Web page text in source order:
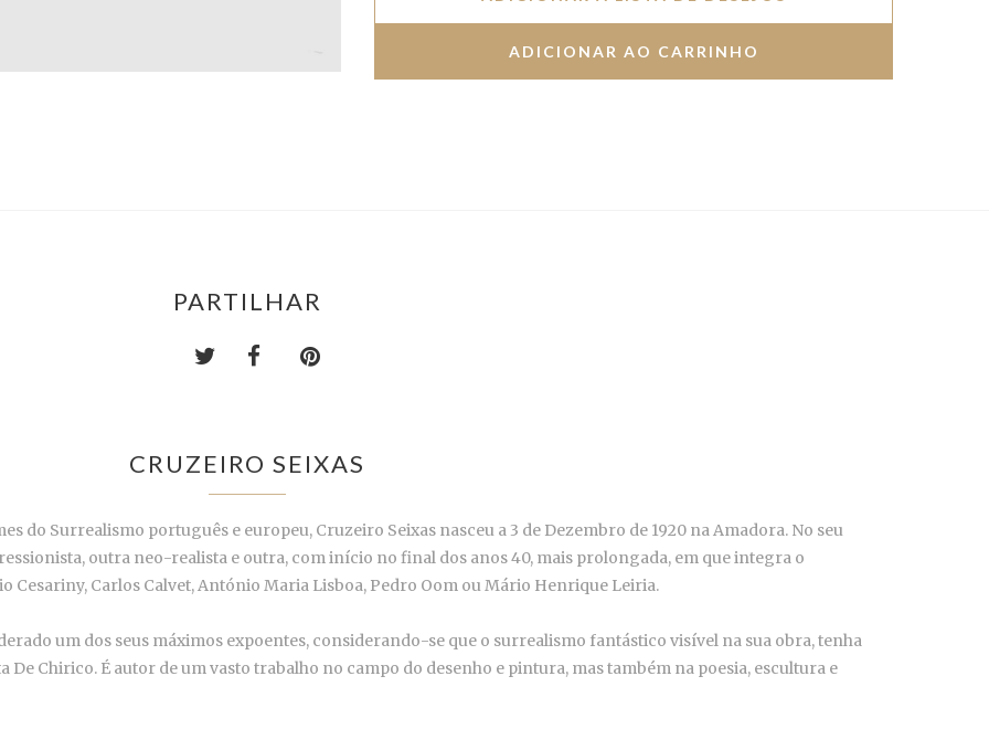
PARTILHAR
CRUZEIRO SEIXAS
do Surrealismo português e europeu, Cruzeiro Seixas nasceu a 3 de Dezembro de 1920 na Amadora. No seu
outra neo-realista e outra, com início no final dos anos 40, mais prolongada, em que integra o
Cesariny, Carlos Calvet, António Maria Lisboa, Pedro Oom ou Mário Henrique Leiria.
um dos seus máximos expoentes, considerando-se que o surrealismo fantástico visível na sua obra, tenha
Chirico. É autor de um vasto trabalho no campo do desenho e pintura, mas também na poesia, escultura e